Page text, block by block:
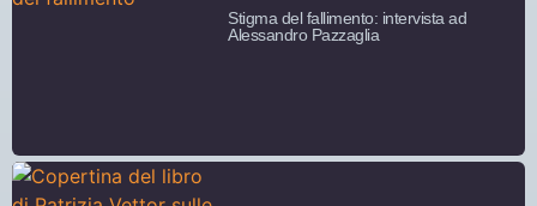
Stigma del fallimento: intervista ad
Alessandro Pazzaglia